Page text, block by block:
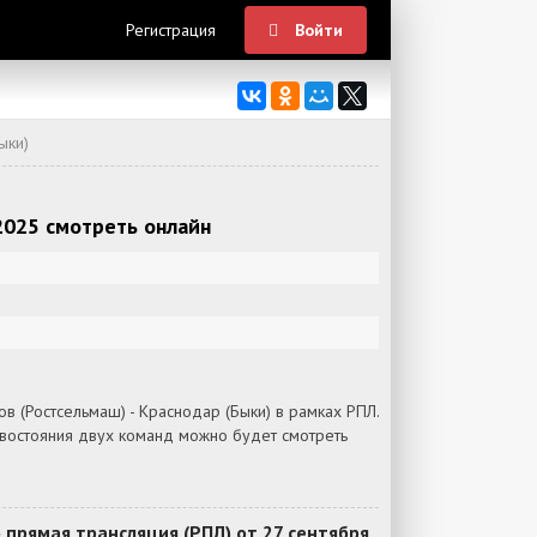
Регистрация Войти
смотреть онлайн
(Ростсельмаш) - Краснодар (Быки) в рамках РПЛ.
двух команд можно будет смотреть
трансляция (РПЛ) от 27 сентября